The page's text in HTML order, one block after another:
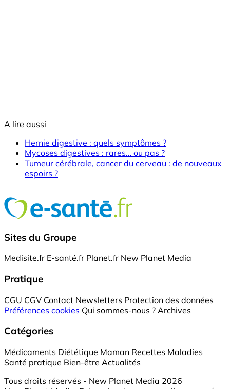
A lire aussi
Hernie digestive : quels symptômes ?
Mycoses digestives : rares… ou pas ?
Tumeur cérébrale, cancer du cerveau : de nouveaux
espoirs ?
Sites du Groupe
Medisite.fr E-santé.fr Planet.fr New Planet Media
Pratique
CGU CGV Contact Newsletters Protection des données
Préférences cookies Qui sommes-nous ? Archives
Catégories
Médicaments Diététique Maman Recettes Maladies
Santé pratique Bien-être Actualités
Tous droits réservés - New Planet Media 2026